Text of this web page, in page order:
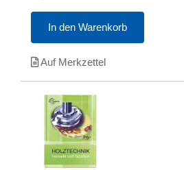
In den Warenkorb
Auf Merkzettel